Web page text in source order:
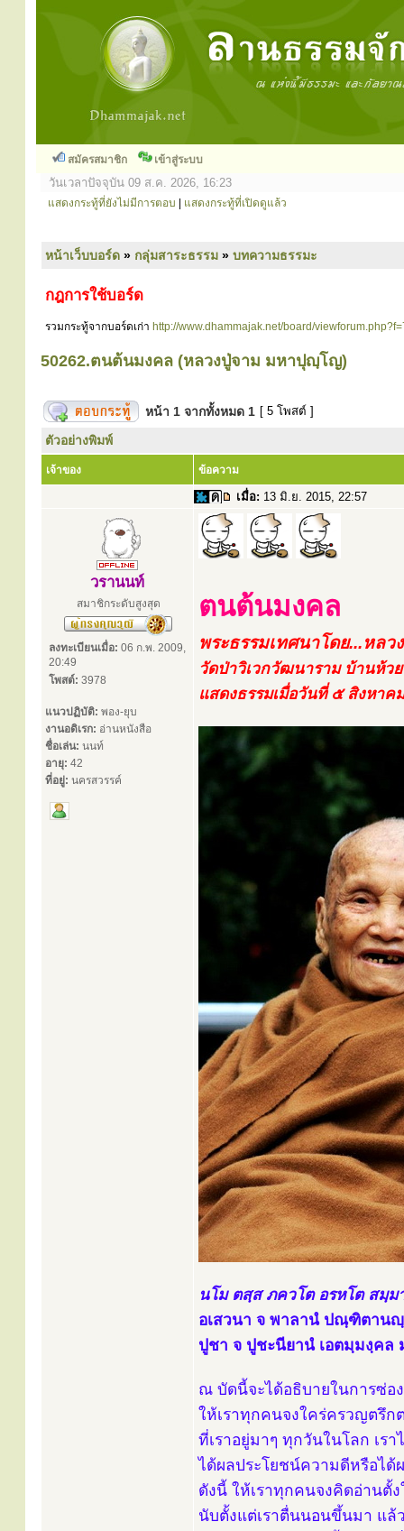
สมัครสมาชิก เข้าสู่ระบบ
วันเวลาปัจจุบัน 09 ส.ค. 2026, 16:23
แสดงกระทู้ที่ยังไม่มีการตอบ แสดงกระทู้ที่เปิดดูแล้ว
หน้าเว็บบอร์ด » กลุ่มสาระธรรม » บทความธรรมะ
กฎการใช้บอร์ด
รวมกระทู้จากบอร์ดเก่า http://www.dhammajak.net/board/
50262.ตนต้นมงคล (หลวงปู่จาม มหาปุญฺโญ)
หน้า 1 จากทั้งหมด 1 [ 5 โพสต์ ]
ตัวอย่างพิมพ์
เจ้าของ ข้อความ
เมื่อ: 13 มิ.ย. 2015, 22:57
วรานนท์
สมาชิกระดับสูงสุด
ลงทะเบียนเมื่อ: 06 ก.พ. 2009,
20:49
โพสต์: 3978
แนวปฏิบัติ: พอง-ยุบ
งานอดิเรก: อ่านหนังสือ
ชื่อเล่น: นนท์
อายุ: 42
ที่อยู่: นครสวรรค์
ตนต้นมงคล
พระธรรมเทศนาโดย...หล
วัดป่าวิเวกวัฒนาราม บ้านห้ว
แสดงธรรมเมื่อวันที่ ๕ สิงหา
นโม ตสฺส ภควโต อรหโต สมฺ
อเสวนา จ พาลานํ ปณฺฑิตานญฺ
ปูชา จ ปูชะนียานํ เอตมฺมงฺคล
ณ บัดนี้จะได้อธิบายในการซ่อ
ให้เราทุกคนจงใคร่ครวญตรึก
ที่เราอยู่มาๆ ทุกวันในโลก เร
ได้ผลประโยชน์ความดีหรือได้
ดังนี้ ให้เราทุกคนจงคิดอ่านตั้
นับตั้งแต่เราตื่นนอนขึ้นมา แล้